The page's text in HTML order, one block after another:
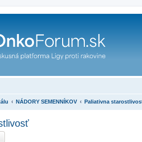
NÁDORY SEMENNÍKOV Paliativna